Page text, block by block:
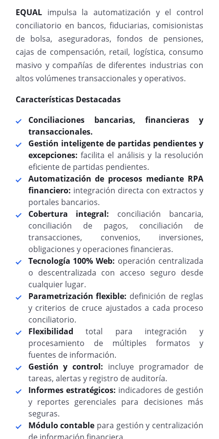
EQUAL impulsa la automatización y el control
conciliatorio en bancos, fiduciarias, comisionistas
de bolsa, aseguradoras, fondos de pensiones,
cajas de compensación, retail, logística, consumo
masivo y compañías de diferentes industrias con
altos volúmenes transaccionales y operativos.
Características Destacadas
Conciliaciones bancarias, financieras y
transaccionales.
Gestión inteligente de partidas pendientes y
excepciones: facilita el análisis y la resolución
eficiente de partidas pendientes.
Automatización de procesos mediante RPA
financiero: integración directa con extractos y
portales bancarios.
Cobertura integral: conciliación bancaria,
conciliación de pagos, conciliación de
transacciones, convenios, inversiones,
obligaciones y operaciones financieras.
Tecnología 100% Web: operación centralizada
o descentralizada con acceso seguro desde
cualquier lugar.
Parametrización flexible: definición de reglas
y criterios de cruce ajustados a cada proceso
conciliatorio.
Flexibilidad total para integración y
procesamiento de múltiples formatos y
fuentes de información.
Gestión y control: incluye programador de
tareas, alertas y registro de auditoría.
Informes estratégicos: indicadores de gestión
y reportes gerenciales para decisiones más
seguras.
Módulo contable para gestión y centralización